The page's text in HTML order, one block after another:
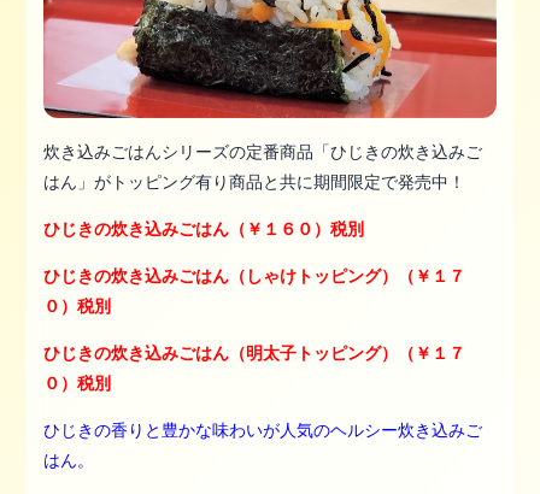
炊き込みごはんシリーズの定番商品「ひじきの炊き込みご
はん」がトッピング有り商品と共に期間限定で発売中！
ひじきの炊き込みごはん（￥１６０）税別
ひじきの炊き込みごはん（しゃけトッピング）
（￥１７
０）税別
ひじきの炊き込みごはん（明太子トッピング）
（￥１７
０）税別
ひじきの香りと豊かな味わいが人気のヘルシー炊き込みご
はん。